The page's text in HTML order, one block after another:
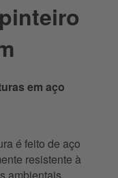
de perfuração
de perfuração
em aço
é feito de aço
resistente à
ambientais.